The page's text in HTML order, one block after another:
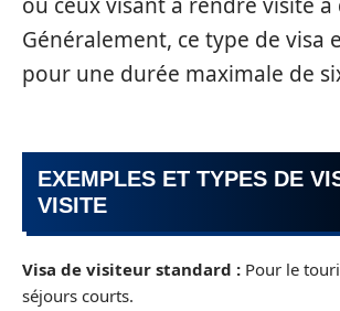
Généralement, ce type de visa
pour une durée maximale de
EXEMPLES ET TYPES DE
VISITE
Visa de visiteur standard : Pour le
séjours courts.